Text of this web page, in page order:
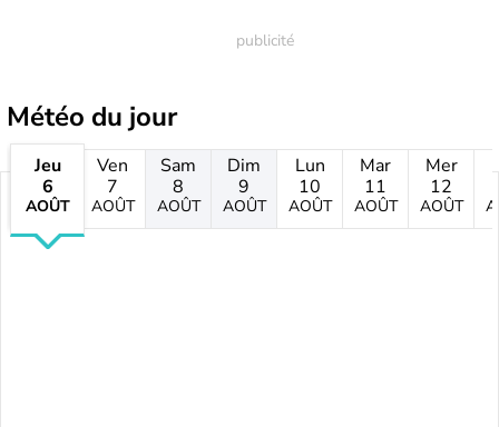
Météo du jour
Jeu
6
AOÛT
Ven
7
AOÛT
Sam
8
AOÛT
Dim
9
AOÛT
Lun
10
AOÛT
Mar
11
AOÛT
Mer
12
AOÛT